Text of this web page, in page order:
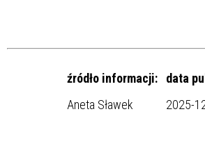
źródło informacji:
data
Aneta Sławek
2025-